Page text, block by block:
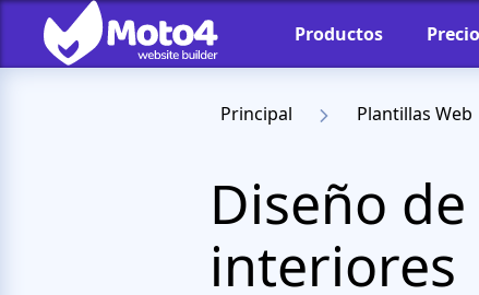
Productos
Principal Plantillas Web
Diseño
interiores